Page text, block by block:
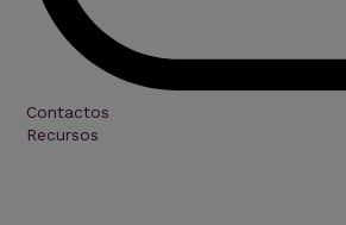
Contactos
Recursos